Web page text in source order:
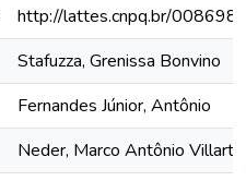
http://lattes.cnpq.br/
Stafuzza, Grenissa Bonvino
Fernandes Júnior, Antônio
Neder, Marco Antônio Villarta